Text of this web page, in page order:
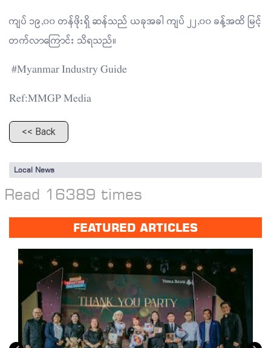
ကျပ် ၁၉,၀၀ တန်ဖိုးရှိ ဆန်သည် ယခုအခါ ကျပ် ၂၂,၀၀ ခန့်အထိ မြင့်
တက်လာကြောင်း သိရသည်။
#Myanmar Industry Guide
Ref:MMGP Media
<< Back
Local News
Read 16389 times
FEATURED ARTICLES